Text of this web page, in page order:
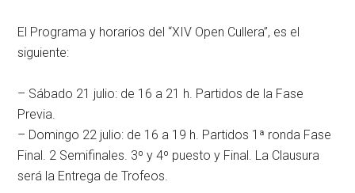
El Programa y horarios del “XIV Open Cullera”, es el
siguiente:
– Sábado 21 julio: de 16 a 21 h. Partidos de la Fase
Previa.
– Domingo 22 julio: de 16 a 19 h. Partidos 1ª ronda Fase
Final. 2 Semifinales. 3º y 4º puesto y Final. La Clausura
será la Entrega de Trofeos.